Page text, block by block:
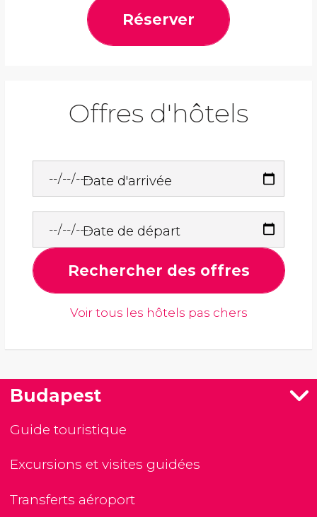
Réserver
Offres d'hôtels
Date d'arrivée
Date de départ
Rechercher des offres
Voir tous les hôtels pas chers
Budapest
Guide touristique
Excursions et visites guidées
Transferts aéroport